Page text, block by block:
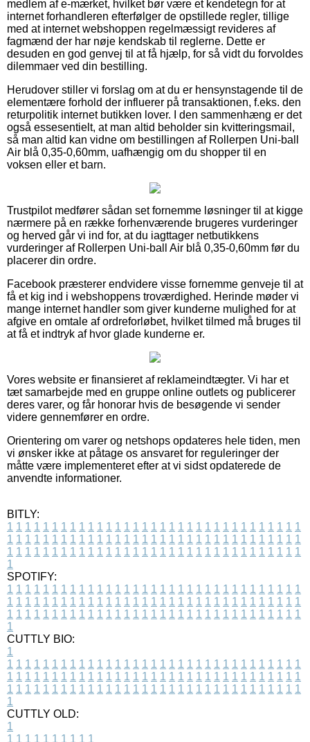
medlem af e-mærket, hvilket bør være et kendetegn for at
internet forhandleren efterfølger de opstillede regler, tillige
med at internet webshoppen regelmæssigt revideres af
fagmænd der har nøje kendskab til reglerne. Dette er
desuden en god genvej til at få hjælp, for så vidt du forvoldes
dilemmaer ved din bestilling.
Herudover stiller vi forslag om at du er hensynstagende til de
elementære forhold der influerer på transaktionen, f.eks. den
returpolitik internet butikken lover. I den sammenhæng er det
også essesentielt, at man altid beholder sin kvitteringsmail,
så man altid kan vidne om bestillingen af Rollerpen Uni-ball
Air blå 0,35-0,60mm, uafhængig om du shopper til en
voksen eller et barn.
Trustpilot medfører sådan set fornemme løsninger til at kigge
nærmere på en række forhenværende brugeres vurderinger
og herved går vi ind for, at du iagttager netbutikkens
vurderinger af Rollerpen Uni-ball Air blå 0,35-0,60mm før du
placerer din ordre.
Facebook præsterer endvidere visse fornemme genveje til at
få et kig ind i webshoppens troværdighed. Herinde møder vi
mange internet handler som giver kunderne mulighed for at
afgive en omtale af ordreforløbet, hvilket tilmed må bruges til
at få et indtryk af hvor glade kunderne er.
Vores website er finansieret af reklameindtægter. Vi har et
tæt samarbejde med en gruppe online outlets og publicerer
deres varer, og får honorar hvis de besøgende vi sender
videre gennemfører en ordre.
Orientering om varer og netshops opdateres hele tiden, men
vi ønsker ikke at påtage os ansvaret for reguleringer der
måtte være implementeret efter at vi sidst opdaterede de
anvendte informationer.
BITLY:
1 1 1 1 1 1 1 1 1 1 1 1 1 1 1 1 1 1 1 1 1 1 1 1 1 1 1 1 1 1 1 1 1
1 1 1 1 1 1 1 1 1 1 1 1 1 1 1 1 1 1 1 1 1 1 1 1 1 1 1 1 1 1 1 1 1
1 1 1 1 1 1 1 1 1 1 1 1 1 1 1 1 1 1 1 1 1 1 1 1 1 1 1 1 1 1 1 1 1
1
SPOTIFY:
1 1 1 1 1 1 1 1 1 1 1 1 1 1 1 1 1 1 1 1 1 1 1 1 1 1 1 1 1 1 1 1 1
1 1 1 1 1 1 1 1 1 1 1 1 1 1 1 1 1 1 1 1 1 1 1 1 1 1 1 1 1 1 1 1 1
1 1 1 1 1 1 1 1 1 1 1 1 1 1 1 1 1 1 1 1 1 1 1 1 1 1 1 1 1 1 1 1 1
1
CUTTLY BIO:
1
1 1 1 1 1 1 1 1 1 1 1 1 1 1 1 1 1 1 1 1 1 1 1 1 1 1 1 1 1 1 1 1 1
1 1 1 1 1 1 1 1 1 1 1 1 1 1 1 1 1 1 1 1 1 1 1 1 1 1 1 1 1 1 1 1 1
1 1 1 1 1 1 1 1 1 1 1 1 1 1 1 1 1 1 1 1 1 1 1 1 1 1 1 1 1 1 1 1 1
1
CUTTLY OLD:
1
1 1 1 1 1 1 1 1 1 1